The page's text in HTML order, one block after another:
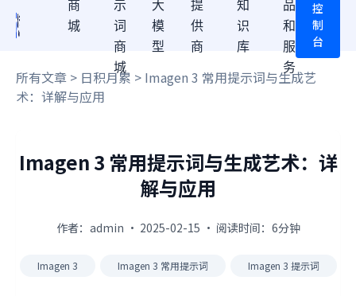
商
城
示
词
商
城
大
模
型
提
供
商
知
识
库
品
和
服
务
控
制
台
所有文章 > 日积月累 > Imagen 3 常用提示词与生成艺
术：详解与应用
Imagen 3 常用提示词与生成艺术：详
解与应用
作者：admin · 2025-02-15 · 阅读时间：6分钟
Imagen 3 Imagen 3 常用提示词 Imagen 3 提示词